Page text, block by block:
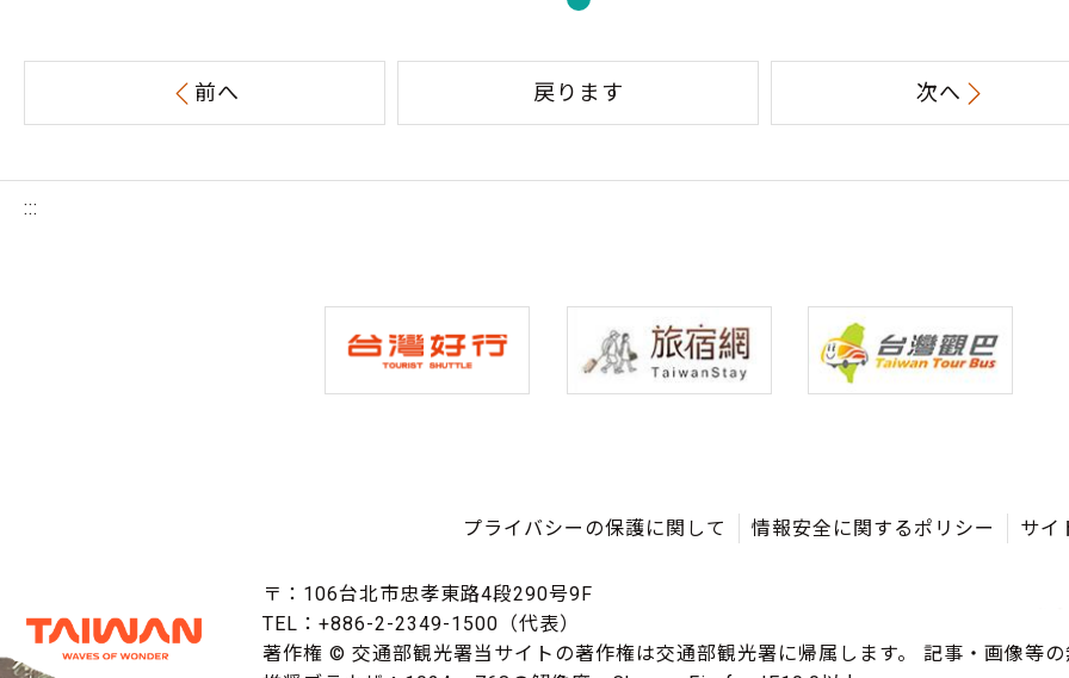
前へ 戻ります 次へ
:::
プライバシーの保護に関して 情報安全に関するポリシー サイ
〒：106台北市忠孝東路4段290号9F
TEL：+886-2-2349-1500（代表）
著作権 © 交通部観光署当サイトの著作権は交通部観光署に帰属します。 記事・画像等